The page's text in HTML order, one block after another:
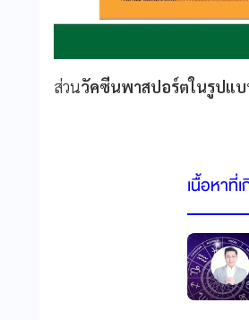
ส่วนวัคซีนพาสปอร์ตในรูปแบ
เนื้อหาที่